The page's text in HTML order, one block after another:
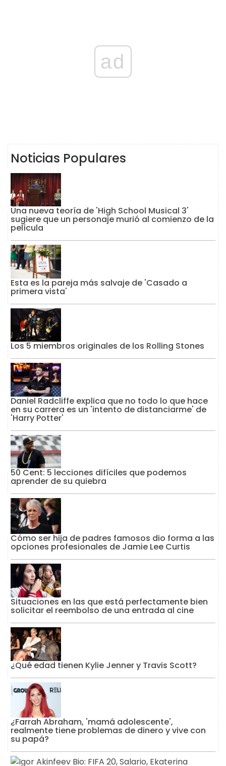
ad
Noticias Populares
Una nueva teoría de 'High School Musical 3'
sugiere que un personaje murió al comienzo de la
película
Esta es la pareja más salvaje de 'Casado a
primera vista'
Los 5 miembros originales de los Rolling Stones
Daniel Radcliffe explica que no todo lo que hace
en su carrera es un 'intento de distanciarme' de
'Harry Potter'
50 Cent: 5 lecciones difíciles que podemos
aprender de su quiebra
Cómo ser hija de padres famosos dio forma a las
opciones profesionales de Jamie Lee Curtis
Situaciones en las que está perfectamente bien
solicitar el reembolso de una entrada al cine
¿Qué edad tienen Kylie Jenner y Travis Scott?
¿Farrah Abraham, 'mamá adolescente',
realmente tiene problemas de dinero y vive con
su papá?